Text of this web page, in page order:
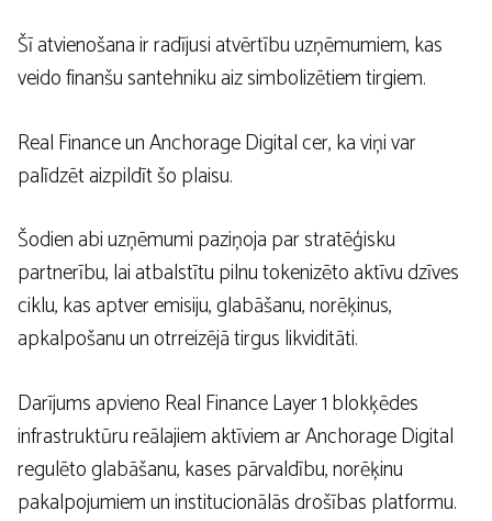
Šī atvienošana ir radījusi atvērtību uzņēmumiem, kas
veido finanšu santehniku ​​aiz simbolizētiem tirgiem.
Real Finance un Anchorage Digital cer, ka viņi var
palīdzēt aizpildīt šo plaisu.
Šodien abi uzņēmumi paziņoja par stratēģisku
partnerību, lai atbalstītu pilnu tokenizēto aktīvu dzīves
ciklu, kas aptver emisiju, glabāšanu, norēķinus,
apkalpošanu un otrreizējā tirgus likviditāti.
Darījums apvieno Real Finance Layer 1 blokķēdes
infrastruktūru reālajiem aktīviem ar Anchorage Digital
regulēto glabāšanu, kases pārvaldību, norēķinu
pakalpojumiem un institucionālās drošības platformu.